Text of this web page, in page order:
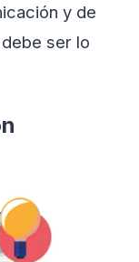
y de
ser lo